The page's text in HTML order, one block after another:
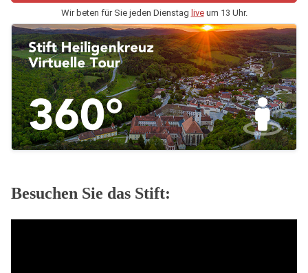
Wir beten für Sie jeden Dienstag liveum 13 Uhr.
Besuchen Sie das Stift: